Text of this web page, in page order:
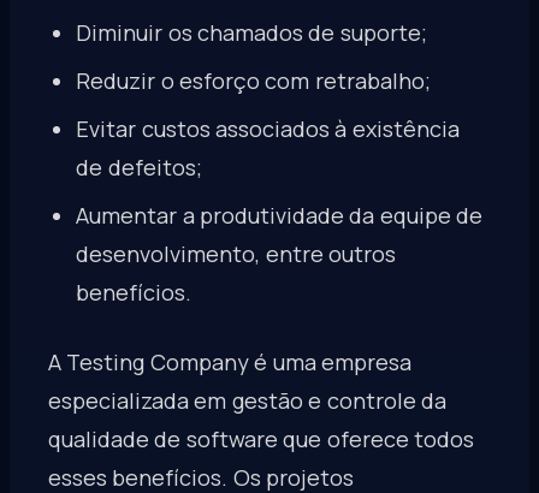
Diminuir os chamados de suporte;
Reduzir o esforço com retrabalho;
Evitar custos associados à existência
de defeitos;
Aumentar a produtividade da equipe de
desenvolvimento, entre outros
benefícios.
A Testing Company é uma empresa
especializada em gestão e controle da
qualidade de software que oferece todos
esses benefícios. Os projetos